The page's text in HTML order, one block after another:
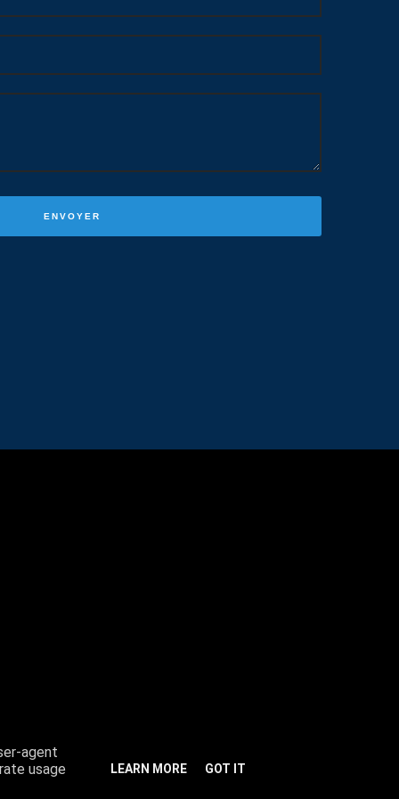
agent
usage
LEARN MORE GOT IT